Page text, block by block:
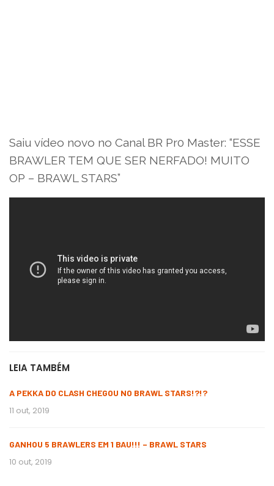
Saiu vídeo novo no Canal BR Pr0 Master: “ESSE
BRAWLER TEM QUE SER NERFADO! MUITO
OP – BRAWL STARS”
LEIA TAMBÉM
A PEKKA DO CLASH CHEGOU NO BRAWL STARS!?!?
11 out, 2019
GANHOU 5 BRAWLERS EM 1 BAU!!! – BRAWL STARS
10 out, 2019